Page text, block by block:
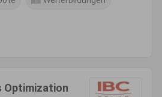
Optimization